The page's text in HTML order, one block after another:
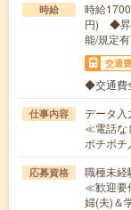
時給
時給
円) ◆昇
能/規定
交通費
◆交通費
仕事内容
データ入
≪電話な
ポチポ
応募資格
職種未経
≪歓迎要
婦(夫)＆